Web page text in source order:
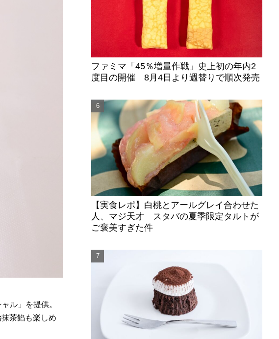
ル」を提供。
茶餡も楽しめ
ファミマ「45％増量作戦」史上初の年内2
度目の開催 8月4日より週替りで順次発売
【実食レポ】白桃とアールグレイ合わせた
人、マジ天才 スタバの夏季限定タルトが
ご褒美すぎた件